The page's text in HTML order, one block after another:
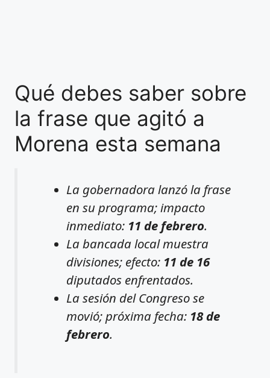
Qué debes saber sobre
la frase que agitó a
Morena esta semana
La gobernadora lanzó la frase
en su programa; impacto
inmediato: 11 de febrero.
La bancada local muestra
divisiones; efecto: 11 de 16
diputados enfrentados.
La sesión del Congreso se
movió; próxima fecha: 18 de
febrero.